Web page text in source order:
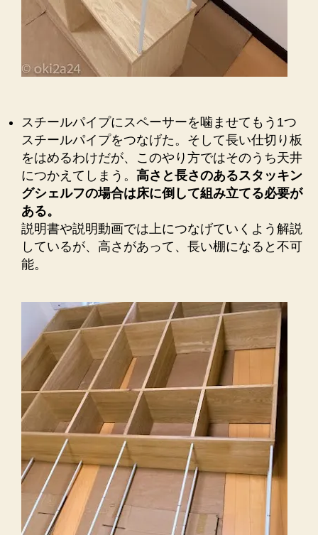
スチールパイプにスペーサーを噛ませてもう1つ
スチールパイプをつなげた。そして長い仕切り板
をはめるわけだが、このやり方ではそのうち天井
につかえてしまう。 高さと長さのあるスタッキン
グシェルフの場合は床に倒して組み立てる必要が
ある。
説明書や説明動画では上につなげていくよう解説
しているが、高さがあって、長い棚になると不可
能。